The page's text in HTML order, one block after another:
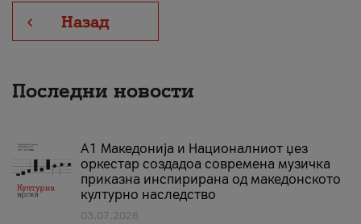
Назад
Последни новости
А1 Македонија и Националниот џез
оркестар создадоа современа музичка
приказна инспирирана од македонското
културно наследство
03.07.2026